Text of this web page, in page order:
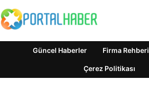
Güncel Haberler Firma Rehberi
Çerez Politikası